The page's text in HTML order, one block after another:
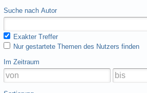
Suche nach Autor
Exakter Treffer
Nur gestartete Themen des Nutzers finden
Im Zeitraum